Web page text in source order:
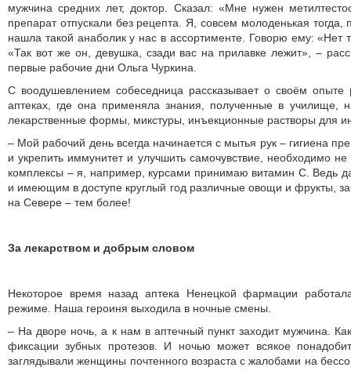
мужчина средних лет, доктор. Сказал: «Мне нужен
препарат отпускали без рецепта. Я, совсем молоденькая
нашла такой анаболик у нас в ассортименте. Говорю ему: «Нет
«Так вот же он, девушка, сзади вас на прилавке лежит», –
первые рабочие дни Ольга Чуркина.
С воодушевлением собеседница рассказывает о своём опыте
аптеках, где она применяла знания, полученные в училище,
лекарственные формы, микстуры, инъекционные растворы для
– Мой рабочий день всегда начинается с мытья рук – гигиена
и укрепить иммунитет и улучшить самочувствие, необходимо
комплексы – я, например, курсами принимаю витамин С. Ведь
и имеющим в доступе круглый год различные овощи и фрукты,
на Севере – тем более!
За лекарством и добрым словом
Некоторое время назад аптека Ненецкой фармации
режиме. Наша героиня выходила в ночные смены.
– На дворе ночь, а к нам в аптечный пункт заходит мужчина.
фиксации зубных протезов. И ночью может всякое
заглядывали женщины почтенного возраста с жалобами на